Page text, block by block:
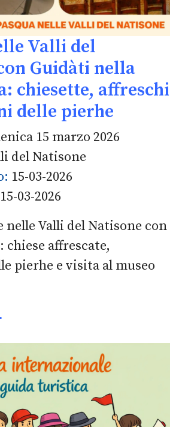
Valli del
Guidàti nella
chiesette, affreschi
delle pierhe
15 marzo 2026
del Natisone
15-03-2026
15-03-2026
nelle Valli del Natisone con
affrescate,
pierhe e visita al museo